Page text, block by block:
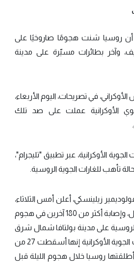
أن روسيا شنت هجومًا صاروخيًا على
وآخر بطائرات مسيّرة على مدينة
في تصريحات، اليوم الأربعاء،
الأوكرانية عملت على صد تلك
الأوكرانية، عبر تطبيق "تليجرام"،
تأهب للغارات الجوية الروسية.
زيلينسكي، أعلن أمس الثلاثاء،
مقتل 41 مدنيًا على الأقل، وإصابة أكثر من 180 آخرين في هجوم
على مدينة بولتافا شمال شرق
البلاد، فيما قالت القوات الجوية الأوكرانية إنها أسقطت 27 من
أطلقتها روسيا خلال هجوم الليلة قبل